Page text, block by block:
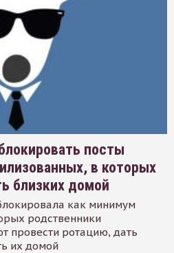
посты
в которых
близких домой
как минимум
родственники
провести ротацию, дать
их домой